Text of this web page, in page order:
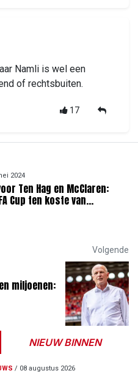
Namli is wel een
of rechtsbuiten.
17
2024
Ten Hag en McClaren:
Cup ten koste van
Volgende
miljoenen:
NIEUW BINNEN
/ 08 augustus 2026